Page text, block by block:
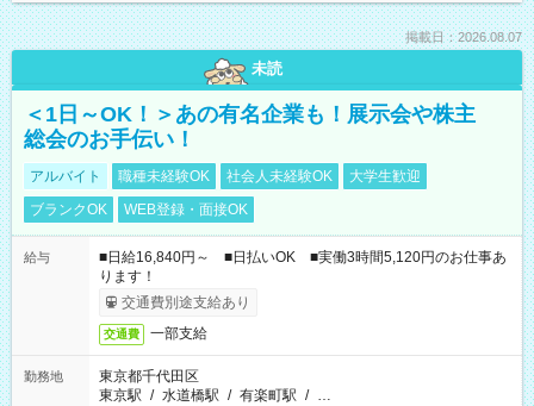
掲載日：2026.08.07
未読
＜1日～OK！＞あの有名企業も！展示会や株主
総会のお手伝い！
アルバイト 職種未経験OK 社会人未経験OK
大学生歓迎
ブランクOK
WEB登録・面接OK
給与
■日給16,840円～ ■日払いOK ■実働3時間5,120円のお仕事あ
ります！
交通費別途支給あり
交通費 一部支給
勤務地
東京都千代田区
東京駅 / 水道橋駅 / 有楽町駅 / …